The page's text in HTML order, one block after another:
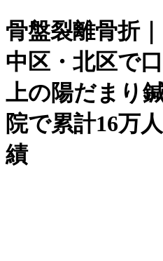
骨盤裂離骨折
中区・北区で
上の陽だまり
院で累計16万
績